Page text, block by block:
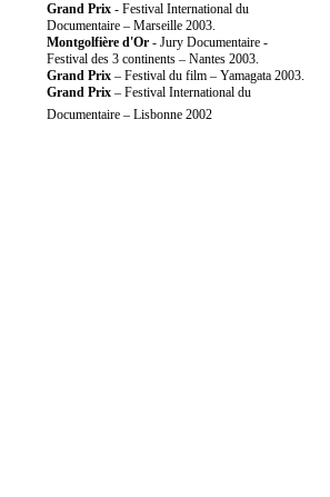
Grand Prix - Festival International du
Documentaire – Marseille 2003.
Montgolfière d'Or - Jury Documentaire -
Festival des 3 continents – Nantes 2003.
Grand Prix – Festival du film – Yamagata 2003.
Grand Prix – Festival International du
Documentaire – Lisbonne 2002